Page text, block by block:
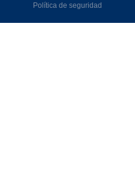
Política de seguridad